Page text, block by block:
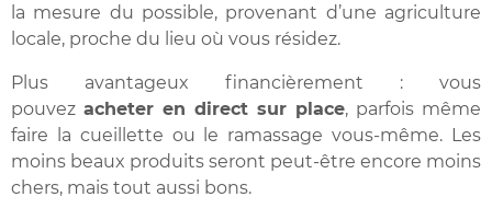
la mesure du possible, provenant d’une agriculture
locale, proche du lieu où vous résidez.
Plus avantageux financièrement : vous
pouvez acheter en direct sur place, parfois même
faire la cueillette ou le ramassage vous-même. Les
moins beaux produits seront peut-être encore moins
chers, mais tout aussi bons.